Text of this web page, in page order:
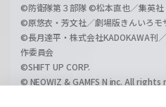
©防衛隊第３部隊 ©松本直也／集英社
©原悠衣・芳文社／劇場版きんいろ
©長月達平・株式会社KADOKAWA刊
作委員会
©SHIFT UP CORP.
© NEOWIZ & GAMFS N inc. All rights